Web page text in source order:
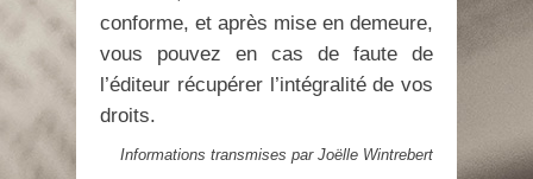
conforme, et après mise en demeure,
vous pouvez en cas de faute de
l’éditeur récupérer l’intégralité de vos
droits.
Informations transmises par Joëlle Wintrebert